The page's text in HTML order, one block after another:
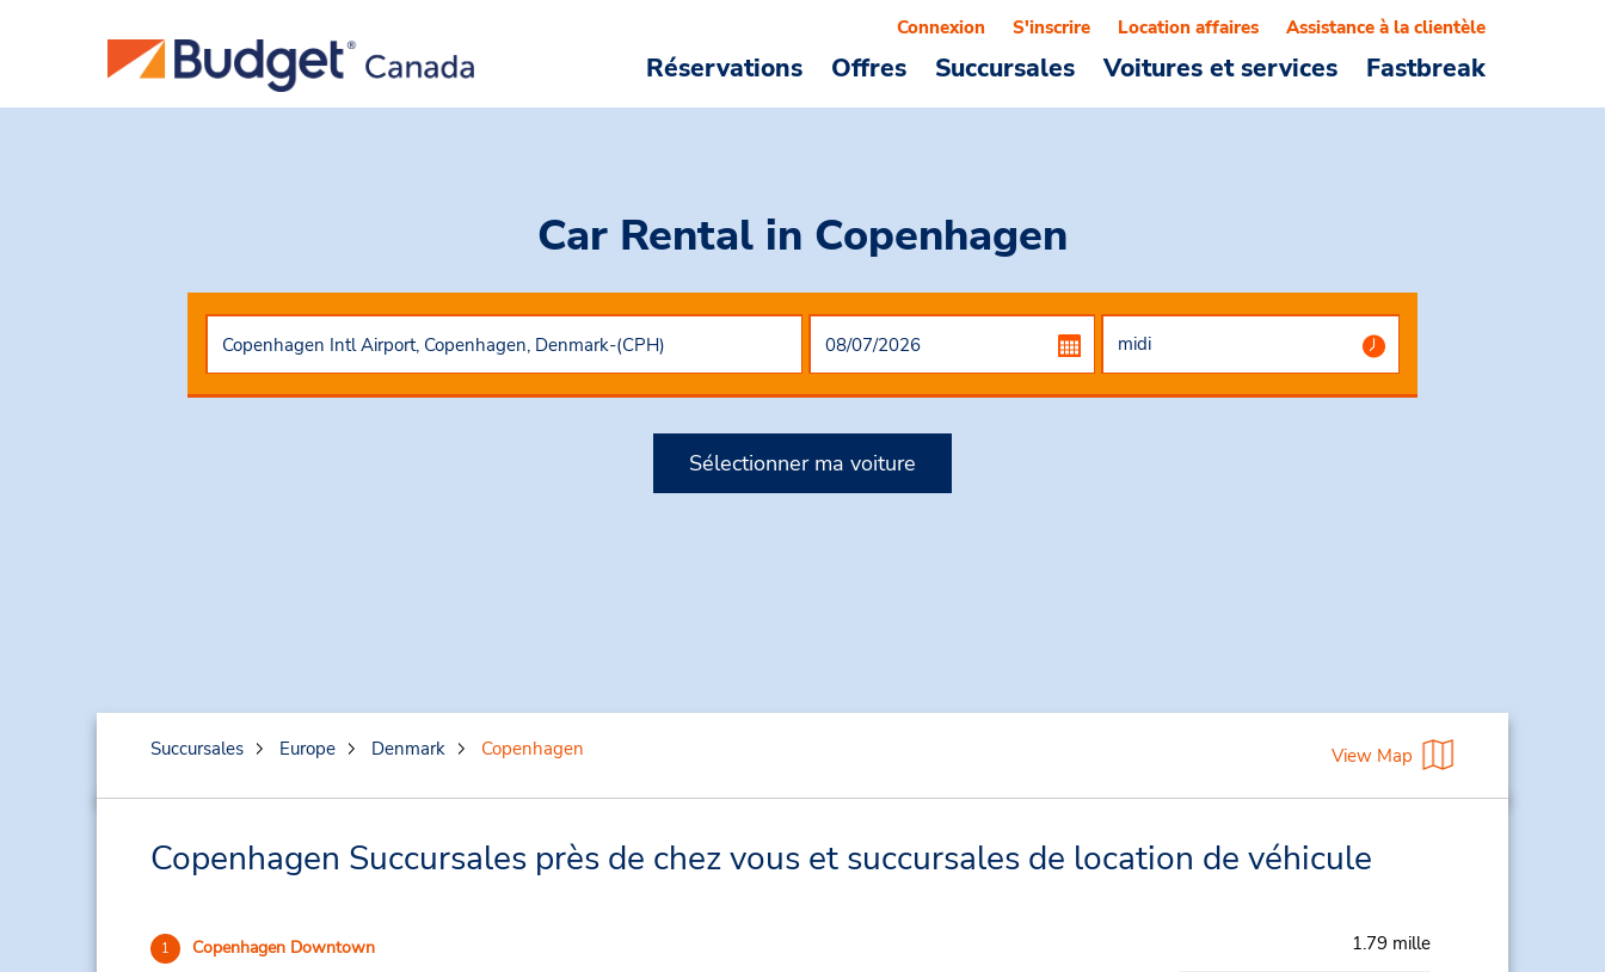
Réservations Offres Succursales Voitures et services Fastbreak
Connexion S'inscrire Location affaires Assistance à la clientèle
Car Rental in Copenhagen
Sélectionner ma voiture
Succursales Europe Denmark Copenhagen View Map
Copenhagen Succursales près de chez vous et succursales de location de véhicule
1 Copenhagen Downtown 1.79 mille